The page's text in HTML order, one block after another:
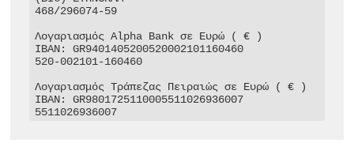
468/296074-59
Λογαριασμός Alpha Bank σε Ευρώ ( € )
IBAN: GR9401405200520002101160460
520-002101-160460
Λογαριασμός Τράπεζας Πειραιώς σε Ευρώ ( € )
IBAN: GR9801725110005511026936007
5511026936007